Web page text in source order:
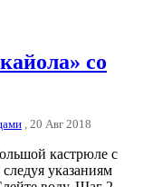
со
, 20 Авг 2018
кастрюле с
указаниям